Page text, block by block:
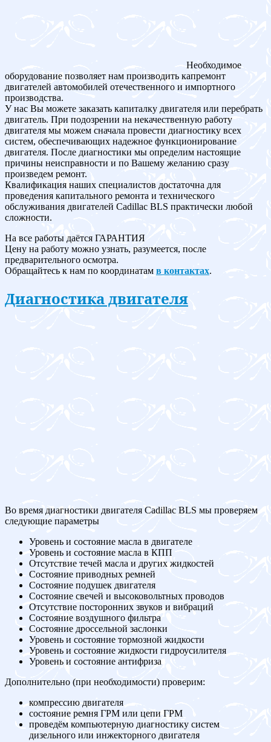
Необходимое
оборудование позволяет нам производить капремонт
двигателей автомобилей отечественного и импортного
производства.
У нас Вы можете заказать капиталку двигателя или перебрать
двигатель. При подозрении на некачественную работу
двигателя мы можем сначала провести диагностику всех
систем, обеспечивающих надежное функционирование
двигателя. После диагностики мы определим настоящие
причины неисправности и по Вашему желанию сразу
произведем ремонт.
Квалификация наших специалистов достаточна для
проведения капитального ремонта и технического
обслуживания двигателей Cadillac BLS практически любой
сложности.
На все работы даётся ГАРАНТИЯ
Цену на работу можно узнать, разумеется, после
предварительного осмотра.
Обращайтесь к нам по координатам в контактах.
Диагностика двигателя
Во время диагностики двигателя Cadillac BLS мы проверяем
следующие параметры
Уровень и состояние масла в двигателе
Уровень и состояние масла в КПП
Отсутствие течей масла и других жидкостей
Состояние приводных ремней
Состояние подушек двигателя
Состояние свечей и высоковольтных проводов
Отсутствие посторонних звуков и вибраций
Состояние воздушного фильтра
Состояние дроссельной заслонки
Уровень и состояние тормозной жидкости
Уровень и состояние жидкости гидроусилителя
Уровень и состояние антифриза
Дополнительно (при необходимости) проверим:
компрессию двигателя
состояние ремня ГРМ или цепи ГРМ
проведём компьютерную диагностику систем
дизельного или инжекторного двигателя